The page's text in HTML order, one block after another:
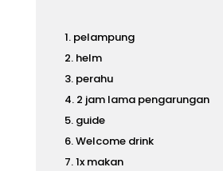
pelampung
helm
perahu
2 jam lama pengarungan
guide
Welcome drink
1x makan